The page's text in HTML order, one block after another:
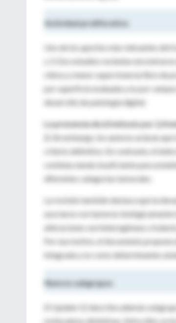
Actividad proliferativa
Uno de los aportes más relevantes
y 3. Dos estudios recientes
clínica y menor supervivencia libre de
por superficie evaluada y no por
desarrollo de patología digital.
La presencia de ≥3 mitosis por 2,4
Sin embargo, los autores aclaran
criterio definitivo. En contraste, el
continúa siendo insuficiente para
diferentes categorías tumorales.
La revisión también destaca que la
asociarse con tumores
alteraciones son heterogéneas y
Por ese motivo, el documento
integrada y no como determinantes
Nuevos subgrupos
El Update 12 describe además
moleculares distintivas. Entre ellos se